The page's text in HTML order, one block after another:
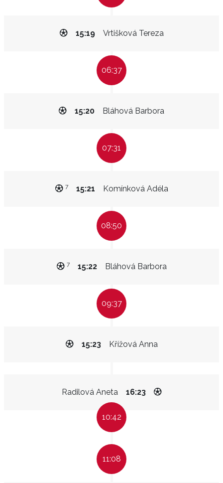
Vrtišková Tereza
15:19
06:37
Bláhová Barbora
15:20
07:31
Komínková Adéla
15:21
7
08:50
Bláhová Barbora
15:22
7
09:37
Křížová Anna
15:23
Radilová Aneta 16:23
10:42
11:08